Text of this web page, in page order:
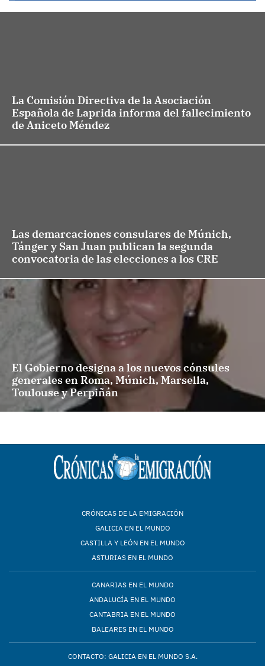
La Comisión Directiva de la Asociación
Española de Laprida informa del fallecimiento
de Aniceto Méndez
Las demarcaciones consulares de Múnich,
Tánger y San Juan publican la segunda
convocatoria de las elecciones a los CRE
El Gobierno designa a los nuevos cónsules
generales en Roma, Múnich, Marsella,
Toulouse y Perpiñán
CRÓNICAS DE LA EMIGRACIÓN
GALICIA EN EL MUNDO
CASTILLA Y LEÓN EN EL MUNDO
ASTURIAS EN EL MUNDO
CANARIAS EN EL MUNDO
ANDALUCÍA EN EL MUNDO
CANTABRIA EN EL MUNDO
BALEARES EN EL MUNDO
CONTACTO: GALICIA EN EL MUNDO S.A.